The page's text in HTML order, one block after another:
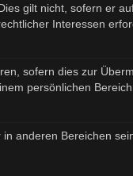
gilt nicht, sofern er
Interessen
sofern dies zur
persönlichen
anderen Bereichen